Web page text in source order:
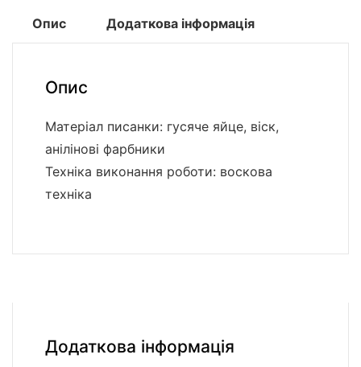
Опис Додаткова інформація
Опис
Матеріал писанки: гусяче яйце, віск,
анілінові фарбники
Техніка виконання роботи: воскова
техніка
Додаткова інформація